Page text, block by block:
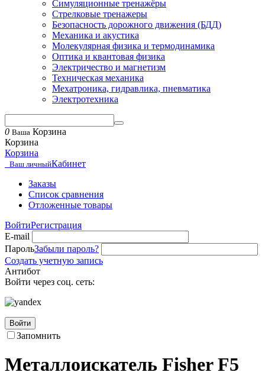
Симуляционные тренажёры
Стрелковые тренажеры
Безопасность дорожного движения (БДД)
Механика и акустика
Молекулярная физика и термодинамика
Оптика и квантовая физика
Электричество и магнетизм
Техническая механика
Мехатроника, гидравлика, пневматика
Электротехника
0 Ваша Корзина
Корзина
Корзина
Ваш личныйКабинет
Заказы
Список сравнения
Отложенные товары
ВойтиРегистрация
E-mail
ПарольЗабыли пароль?
Создать учетную запись
Антибот
Войти через соц. сеть:
Войти
Запомнить
Металлоискатель Fisher F5